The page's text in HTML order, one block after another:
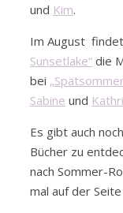
und Kim.
Im August
Sunsetlake“ die
bei
Sabine und
Es gibt auch
Bücher zu
nach Sommer-
mal auf der